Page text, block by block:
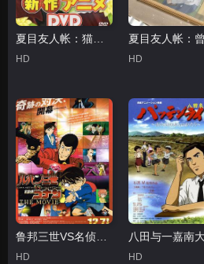
夏目友人帐：猫咪老师首次变身使者
HD HD
HD HD